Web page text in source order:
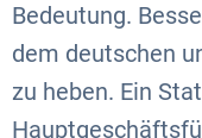
Bedeutung.
dem deutschen
zu heben. Ein